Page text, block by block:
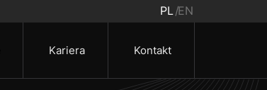
PL EN
Kariera Kontakt